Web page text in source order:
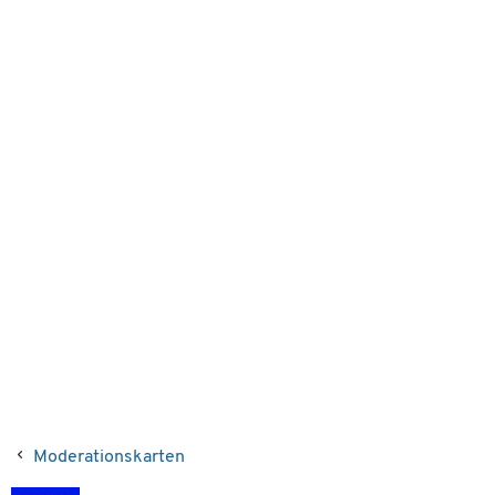
Moderationskarten